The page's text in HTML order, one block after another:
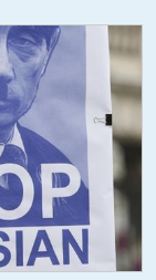
du pays ? »
l’information est
politiques et